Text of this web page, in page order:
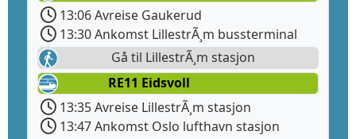
13:06 Avreise Gaukerud
13:30 Ankomst LillestrÃ¸m bussterminal
Gå til LillestrÃ¸m stasjon
RE11 Eidsvoll
13:35 Avreise LillestrÃ¸m stasjon
13:47 Ankomst Oslo lufthavn stasjon